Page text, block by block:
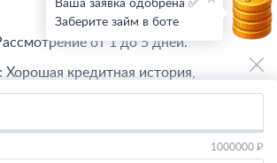
1000000 ₽
от 1 до 5 дней.
Хорошая кредитная история,
работа.
наличка займ срочно и без
микрозаймы наличными – ваш
Ваша заявка одобрена ✅
Заберите займ в боте